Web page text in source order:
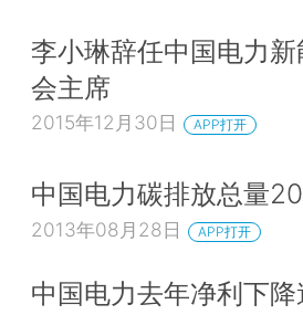
李小琳辞任中国电力
会主席
2015年12月30日 APP打开
中国电力碳排放总量
2013年08月28日 APP打开
中国电力去年净利下